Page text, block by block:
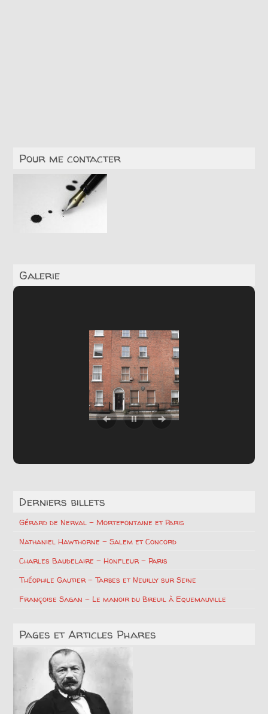
Pour me contacter
Galerie
Derniers billets
Gérard de Nerval – Mortefontaine et Paris
Nathaniel Hawthorne – Salem et Concord
Charles Baudelaire – Honfleur – Paris
Théophile Gautier – Tarbes et Neuilly sur Seine
Françoise Sagan – Le manoir du Breuil à Equemauville
Pages et Articles Phares